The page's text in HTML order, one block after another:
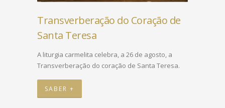
Transverberação do Coração de
Santa Teresa
A liturgia carmelita celebra, a 26 de agosto, a
Transverberação do coração de Santa Teresa.
SABER +